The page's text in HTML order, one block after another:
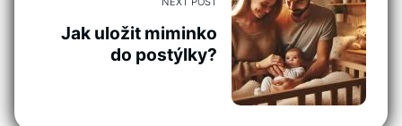
Jak uložit miminko
do postýlky?